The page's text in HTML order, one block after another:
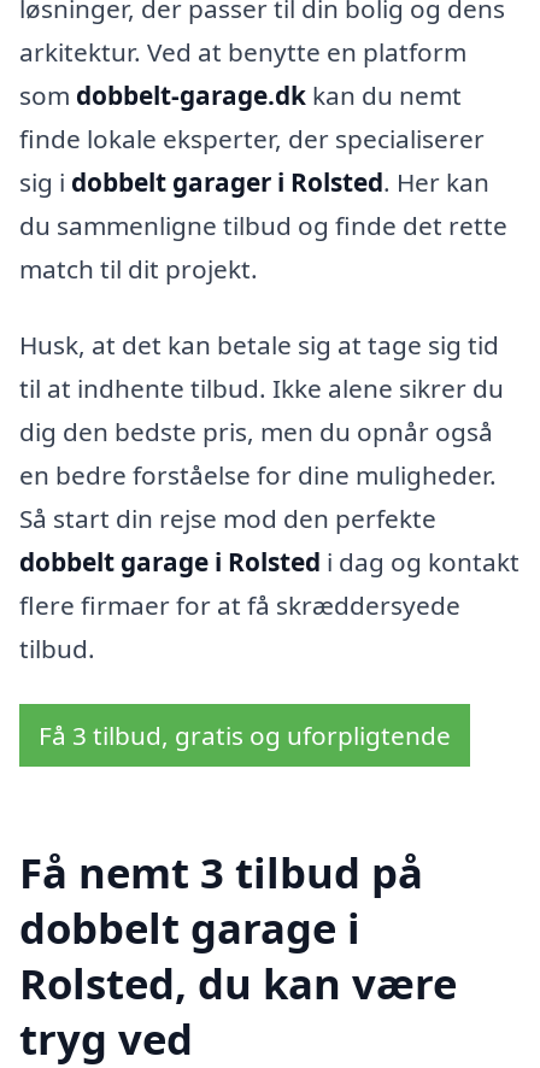
løsninger, der passer til din bolig og dens
arkitektur. Ved at benytte en platform
som dobbelt-garage.dk kan du nemt
finde lokale eksperter, der specialiserer
sig i dobbelt garager i Rolsted. Her kan
du sammenligne tilbud og finde det rette
match til dit projekt.
Husk, at det kan betale sig at tage sig tid
til at indhente tilbud. Ikke alene sikrer du
dig den bedste pris, men du opnår også
en bedre forståelse for dine muligheder.
Så start din rejse mod den perfekte
dobbelt garage i Rolsted i dag og kontakt
flere firmaer for at få skræddersyede
tilbud.
Få 3 tilbud, gratis og uforpligtende
Få nemt 3 tilbud på
dobbelt garage i
Rolsted, du kan være
tryg ved